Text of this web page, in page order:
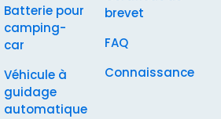
Batterie pour
camping-
car
Véhicule à
guidage
automatique
brevet
FAQ
Connaissance